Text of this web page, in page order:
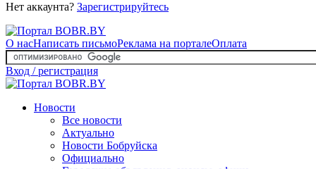
Нет аккаунта? Зарегистрируйтесь
О насНаписать письмоРеклама на порталеОплата
Вход / регистрация
Новости
Все новости
Актуально
Новости Бобруйска
Официально